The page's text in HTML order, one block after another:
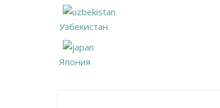
Узбекистан
Япония